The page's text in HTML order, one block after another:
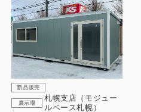
新品販売
展示場
札幌支店（モジュー
ルベース札幌）